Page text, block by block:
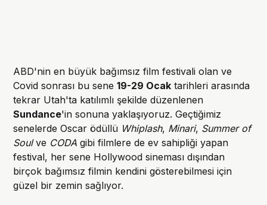
ABD'nin en büyük bağımsız film festivali olan ve
Covid sonrası bu sene19-29 Ocak tarihleri arasında
tekrar Utah'ta katılımlı şekilde düzenlenen
Sundance'in sonuna yaklaşıyoruz. Geçtiğimiz
senelerde Oscar ödüllü Whiplash, Minari, Summer of
Soulve CODAgibi filmlere de ev sahipliği yapan
festival, her sene Hollywood sineması dışından
birçok bağımsız filmin kendini gösterebilmesi için
güzel bir zemin sağlıyor.